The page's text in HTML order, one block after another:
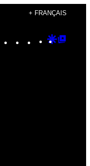
+ FRANÇAIS
Instagram
TikTok
YouTube
Google